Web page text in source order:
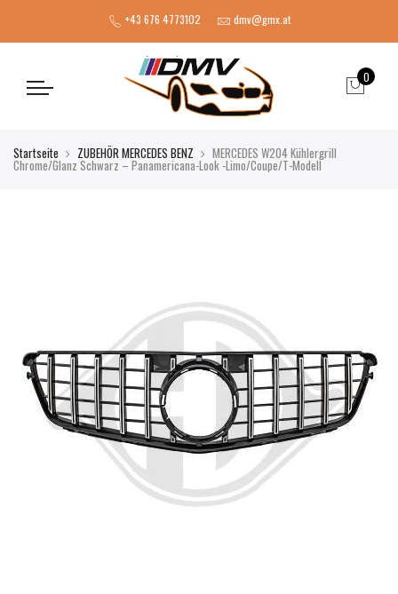
+43 676 4773102 dmv@gmx.at
0
Startseite ZUBEHÖR MERCEDES BENZ MERCEDES W204 Kühlergrill
Chrome/Glanz Schwarz – Panamericana-Look -Limo/Coupe/T-Modell